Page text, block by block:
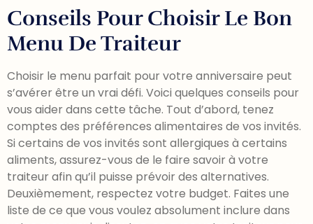
Conseils Pour Choisir Le Bon
Menu De Traiteur
Choisir le menu parfait pour votre anniversaire peut
s’avérer être un vrai défi. Voici quelques conseils pour
vous aider dans cette tâche. Tout d’abord, tenez
comptes des préférences alimentaires de vos invités.
Si certains de vos invités sont allergiques à certains
aliments, assurez-vous de le faire savoir à votre
traiteur afin qu’il puisse prévoir des alternatives.
Deuxièmement, respectez votre budget. Faites une
liste de ce que vous voulez absolument inclure dans